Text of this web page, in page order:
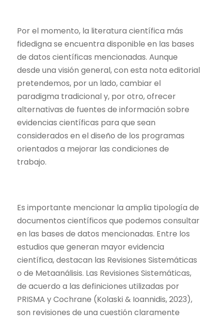
Por el momento, la literatura científica más
fidedigna se encuentra disponible en las bases
de datos científicas mencionadas. Aunque
desde una visión general, con esta nota editorial
pretendemos, por un lado, cambiar el
paradigma tradicional y, por otro, ofrecer
alternativas de fuentes de información sobre
evidencias científicas para que sean
considerados en el diseño de los programas
orientados a mejorar las condiciones de
trabajo.
Es importante mencionar la amplia tipología de
documentos científicos que podemos consultar
en las bases de datos mencionadas. Entre los
estudios que generan mayor evidencia
científica, destacan las Revisiones Sistemáticas
o de Metaanálisis. Las Revisiones Sistemáticas,
de acuerdo a las definiciones utilizadas por
PRISMA y Cochrane (Kolaski & Ioannidis, 2023),
son revisiones de una cuestión claramente